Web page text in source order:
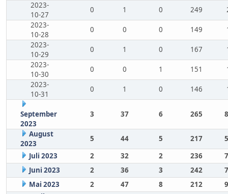
2023-
10-27
0 1 0 249
2023-
10-28
0 0 0 149
2023-
10-29
0 1 0 167
2023-
10-30
0 0 1 151
2023-
10-31
0 1 0 146
September
2023
3 37 6 265
August
2023
5 44 5 217
Juli 2023
2 32 2 236
Juni 2023
2 36 3 242
Mai 2023
2 47 8 212